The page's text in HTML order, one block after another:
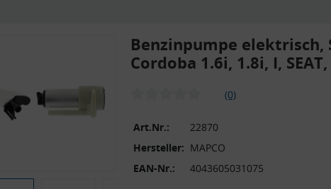
Benzinpumpe elektrisch,
Cordoba 1.6i, 1.8i, I, SEAT,
(0)
Art.Nr.:
22870
Hersteller: MAPCO
EAN-Nr.:
4043605031075